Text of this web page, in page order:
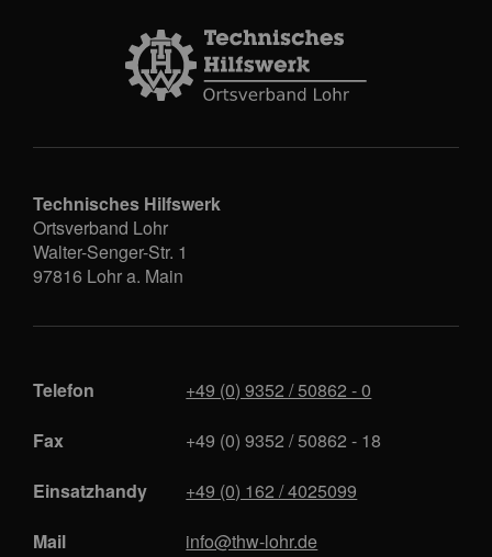
Technisches Hilfswerk
Ortsverband Lohr
Walter-Senger-Str. 1
97816 Lohr a. Main
Telefon
+49 (0) 9352 / 50862 - 0
Fax
+49 (0) 9352 / 50862 - 18
Einsatzhandy
+49 (0) 162 / 4025099
Mail
info@thw-lohr.de